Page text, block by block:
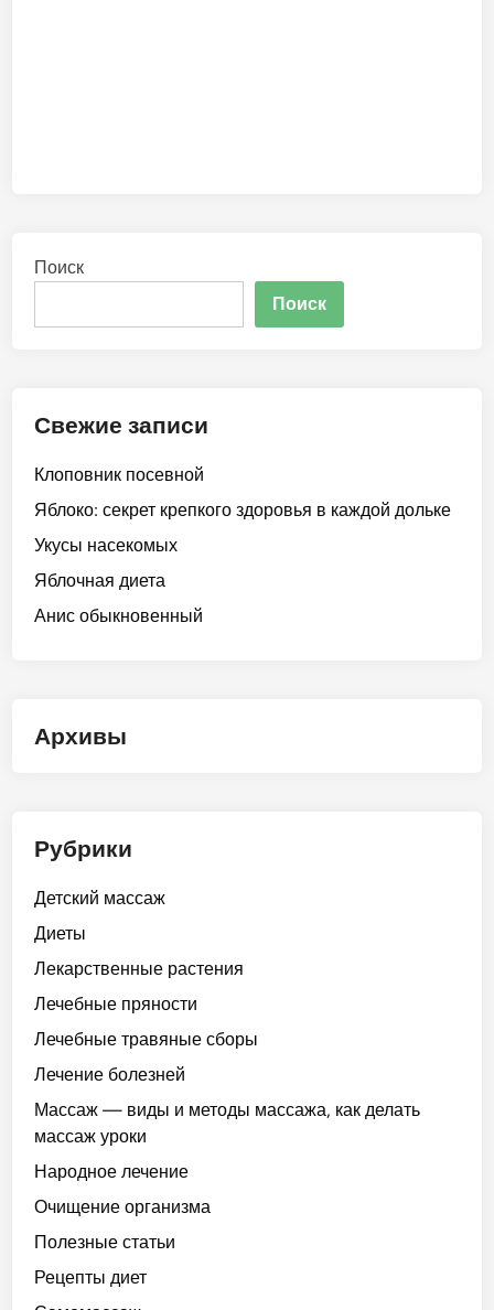
Поиск
Поиск
Свежие записи
Клоповник посевной
Яблоко: секрет крепкого здоровья в каждой дольке
Укусы насекомых
Яблочная диета
Анис обыкновенный
Архивы
Рубрики
Детский массаж
Диеты
Лекарственные растения
Лечебные пряности
Лечебные травяные сборы
Лечение болезней
Массаж — виды и методы массажа, как делать
массаж уроки
Народное лечение
Очищение организма
Полезные статьи
Рецепты диет